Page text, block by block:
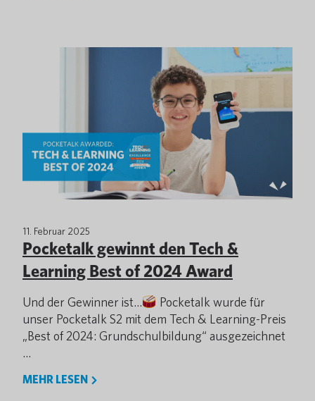
11. Februar 2025
Pocketalk gewinnt den Tech &
Learning Best of 2024 Award
Und der Gewinner ist…
Pocketalk wurde für
unser Pocketalk S2 mit dem Tech & Learning-Preis
„Best of 2024: Grundschulbildung“ ausgezeichnet
…
MEHR LESEN